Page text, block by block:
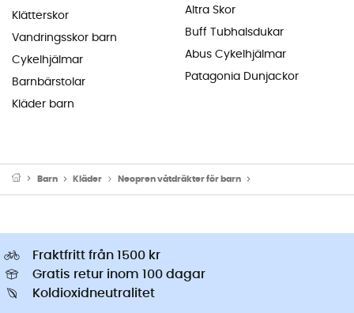
Klätterskor
Vandringsskor barn
Cykelhjälmar
Barnbärstolar
Kläder barn
Altra Skor
Buff Tubhalsdukar
Abus Cykelhjälmar
Patagonia Dunjackor
Barn Kläder Neopren våtdräkter för barn
Fraktfritt från 1500 kr
Gratis retur inom 100 dagar
Koldioxidneutralitet